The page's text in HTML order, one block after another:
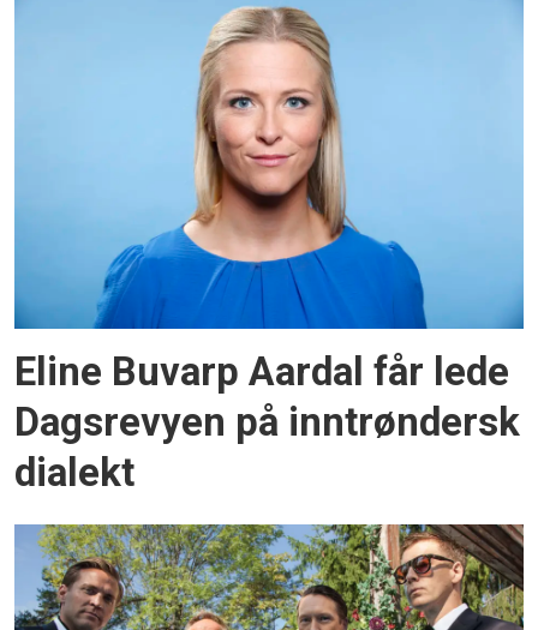
Eline Buvarp Aardal får lede
Dagsrevyen på inntrøndersk
dialekt